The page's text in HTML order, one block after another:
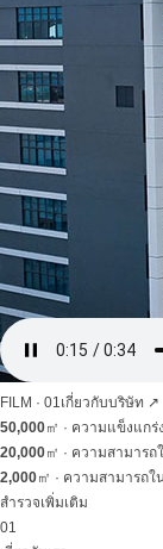
FILM · 01เกี่ยวกับบริษัท ↗
50,000㎡ · ความแข็งแกร่
20,000㎡ · ความสามารถ
2,000㎡ · ความสามารถใ
สำรวจเพิ่มเติม
01